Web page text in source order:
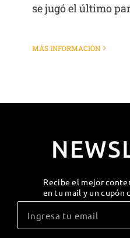
se jugó el último
MÁS INFORMACIÓN
Recibe el mejor
en tu mail y un cupón